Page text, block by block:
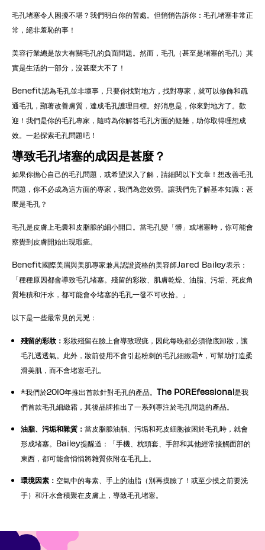
毛孔堵塞令人困擾不堪？我們明白你的苦處。但悄悄告訴你：毛孔堵塞非常正
常，絕非羞恥的事！
美容行業總是放大有關毛孔的負面問題。然而，毛孔（甚至是堵塞的毛孔）其
實是生活的一部分，沒甚麼大不了！
Benefit認為毛孔並非壞事，只要你找對地方，找對專家，就可以修飾和疏
通毛孔，顯著改善膚質，達成毛孔護理目標。好消息是，你來對地方了。歡
迎！我們是你的毛孔專家，隨時為你解答毛孔方面的疑難，助你取得理想成
效。一起探索毛孔問題吧！
導致毛孔堵塞的成因是甚麼？
如果你擔心自己的毛孔問題，或希望深入了解，請細閱以下文章！想改善毛孔
問題，你不必成為這方面的專家，我們為您效勞。讓我們先了解基本知識：甚
麼是毛孔？
毛孔是皮膚上毛囊和皮脂腺的細小開口。當毛孔變「髒」或堵塞時，你可能會
察覺到皮膚開始出現瑕疵。
Benefit國際美眉與美肌專家兼具認證資格的美容師Jared Bailey表示：
「種種原因都會導致毛孔堵塞。殘留的彩妝、肌膚乾燥、油脂、污垢、死皮角
質堆積和汗水，都可能會令堵塞的毛孔一發不可收拾。」
以下是一些最常見的元兇：
殘留的彩妝： 彩妝殘留在臉上會導致瑕疵，因此每晚都必須徹底卸妝，讓
毛孔透透氣。此外，妝前使用不會引起粉刺的毛孔細緻霜*，可幫助打造柔
滑美肌，而不會堵塞毛孔。
*我們於2010年推出首款針對毛孔的產品。 The POREfessional是我
們首款毛孔細緻霜，其後品牌推出了一系列專注於毛孔問題的產品。
油脂、污垢和雜質： 當皮脂腺油脂、污垢和死皮細胞被困於毛孔時，就會
形成堵塞。Bailey提醒道：「手機、枕頭套、手部和其他經常接觸面部的
東西，都可能會悄悄將雜質依附在毛孔上。
環境因素： 空氣中的毒素、手上的油脂（別再摸臉了！或至少摸之前要洗
手）和汗水會積聚在皮膚上，導致毛孔堵塞。